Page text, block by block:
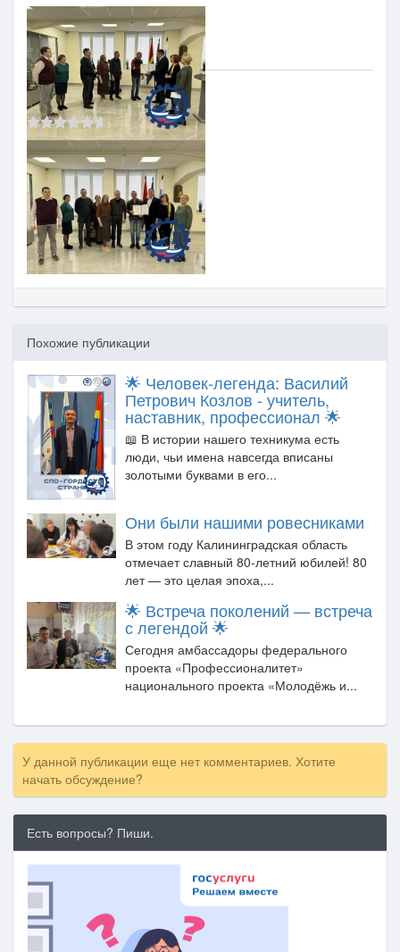
Похожие публикации
🌟 Человек-легенда: Василий
Петрович Козлов - учитель,
наставник, профессионал 🌟
📖 В истории нашего техникума есть
люди, чьи имена навсегда вписаны
золотыми буквами в его...
Они были нашими ровесниками
В этом году Калининградская область
отмечает славный 80-летний юбилей! 80
лет — это целая эпоха,...
🌟 Встреча поколений — встреча
с легендой 🌟
Сегодня амбассадоры федерального
проекта «Профессионалитет»
национального проекта «Молодёжь и...
У данной публикации еще нет комментариев. Хотите
начать обсуждение?
Есть вопросы? Пиши.